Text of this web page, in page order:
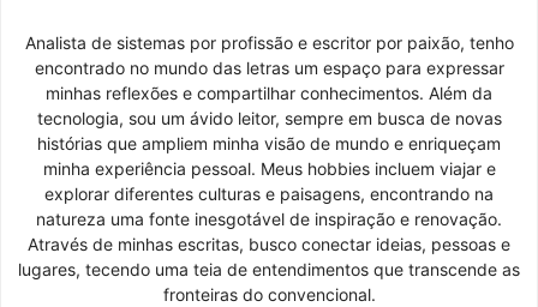
Analista de sistemas por profissão e escritor por paixão, tenho
encontrado no mundo das letras um espaço para expressar
minhas reflexões e compartilhar conhecimentos. Além da
tecnologia, sou um ávido leitor, sempre em busca de novas
histórias que ampliem minha visão de mundo e enriqueçam
minha experiência pessoal. Meus hobbies incluem viajar e
explorar diferentes culturas e paisagens, encontrando na
natureza uma fonte inesgotável de inspiração e renovação.
Através de minhas escritas, busco conectar ideias, pessoas e
lugares, tecendo uma teia de entendimentos que transcende as
fronteiras do convencional.